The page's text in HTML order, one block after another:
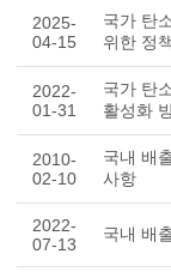
2025-
04-15
국가 탄
위한 정
2022-
01-31
국가 탄
활성화
2010-
02-10
국내 배
사항
2022-
07-13
국내 배